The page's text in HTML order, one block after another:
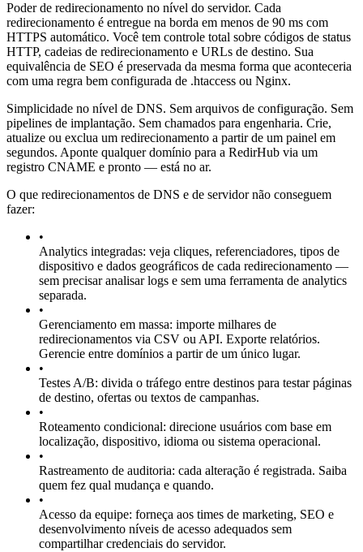
Poder de redirecionamento no nível do servidor. Cada
redirecionamento é entregue na borda em menos de 90 ms com
HTTPS automático. Você tem controle total sobre códigos de status
HTTP, cadeias de redirecionamento e URLs de destino. Sua
equivalência de SEO é preservada da mesma forma que aconteceria
com uma regra bem configurada de .htaccess ou Nginx.
Simplicidade no nível de DNS. Sem arquivos de configuração. Sem
pipelines de implantação. Sem chamados para engenharia. Crie,
atualize ou exclua um redirecionamento a partir de um painel em
segundos. Aponte qualquer domínio para a RedirHub via um
registro CNAME e pronto — está no ar.
O que redirecionamentos de DNS e de servidor não conseguem
fazer:
•
Analytics integradas: veja cliques, referenciadores, tipos de
dispositivo e dados geográficos de cada redirecionamento —
sem precisar analisar logs e sem uma ferramenta de analytics
separada.
•
Gerenciamento em massa: importe milhares de
redirecionamentos via CSV ou API. Exporte relatórios.
Gerencie entre domínios a partir de um único lugar.
•
Testes A/B: divida o tráfego entre destinos para testar páginas
de destino, ofertas ou textos de campanhas.
•
Roteamento condicional: direcione usuários com base em
localização, dispositivo, idioma ou sistema operacional.
•
Rastreamento de auditoria: cada alteração é registrada. Saiba
quem fez qual mudança e quando.
•
Acesso da equipe: forneça aos times de marketing, SEO e
desenvolvimento níveis de acesso adequados sem
compartilhar credenciais do servidor.